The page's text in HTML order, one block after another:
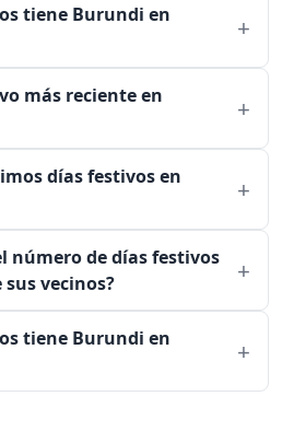
tiene Burundi en
más reciente en
días festivos en
número de días festivos
vecinos?
tiene Burundi en